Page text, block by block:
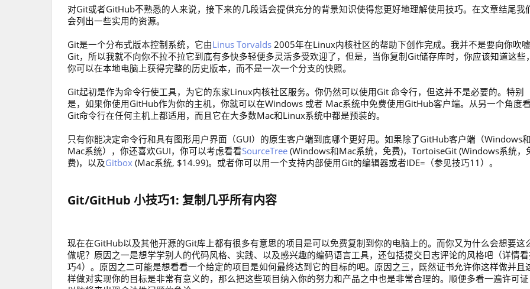
对Git或者GitHub不熟悉的人来说，接下来的几段话会提供充分的背景知识使得您更好地理解使用技巧。在文章结尾我
会列出一些实用的资源。
Git是一个分布式版本控制系统，它由Linus Torvalds 2005年在Linux内核社区的帮助下创作完成。我并不是要向你吹嘘
Git，所以我就不向你不拉不拉它到底有多快多轻便多灵活多受欢迎了，但是，当你复制Git储存库时，你应该知道这些
你可以在本地电脑上获得完整的历史版本，而不是一次一个分支的快照。
Git起初是作为命令行使工具，为它的东家Linux内核社区服务。你仍然可以使用Git 命令行，但这并不是必要的。特别
是，如果你使用GitHub作为你的主机，你就可以在Windows 或者 Mac系统中免费使用GitHub客户端。从另一个角度
Git命令行在任何主机上都适用，而且它在大多数Mac和Linux系统中都是预装的。
只有你能决定命令行和具有图形用户界面（GUI）的原生客户端到底哪个更好用。如果除了GitHub客户端（Windows
Mac系统），你还喜欢GUI，你可以考虑看看SourceTree (Windows和Mac系统，免费)，TortoiseGit (Windows系统，
费)，以及Gitbox (Mac系统, $14.99)。或者你可以用一个支持内部使用Git的编辑器或者IDE=（参见技巧11）。
Git/GitHub 小技巧1: 复制几乎所有内容
现在在GitHub以及其他开源的Git库上都有很多有意思的项目是可以免费复制到你的电脑上的。而你又为什么会想要这
做呢？原因之一是想学学别人的代码风格、实践、以及感兴趣的编码语言工具，还包括提交日志评论的风格吧（详情
巧4）。原因之二可能是想看看一个给定的项目是如何最终达到它的目标的吧。原因之三，既然证书允许你这样做并且
样做对实现你的目标是非常有意义的，那么把这些项目纳入你的努力和产品之中也是非常合理的。顺便多看一遍许可